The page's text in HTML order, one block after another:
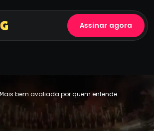
Assinar agora
Mais bem avaliada por quem entende
usuários já se livraram da TV a cabo